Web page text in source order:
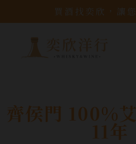
買酒找奕欣，讓
齊侯門 100%
11年